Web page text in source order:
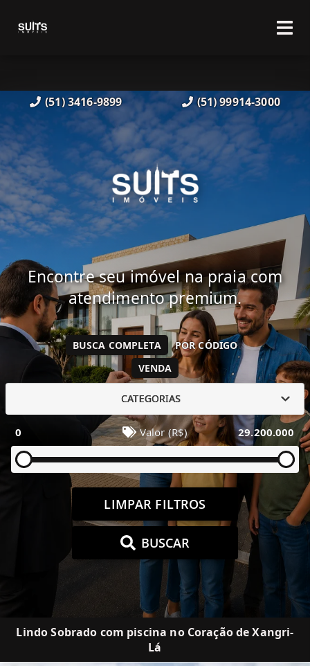
(51) 3416-9899 (51) 99914-3000
Encontre seu imóvel na praia com
atendimento premium.
VENDA
BUSCA COMPLETA POR CÓDIGO
CATEGORIAS
0 Valor (R$) 29.200.000
LIMPAR FILTROS
BUSCAR
Lindo Sobrado com piscina no Coração de Xangri-
Lá